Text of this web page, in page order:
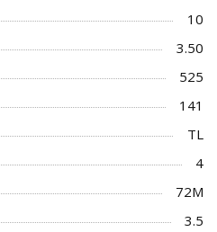
10
3.50
525
141
TL
4
72M
3.5